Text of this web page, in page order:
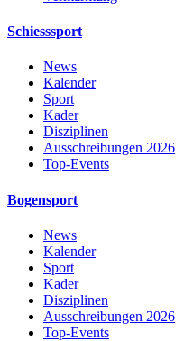
Schiesssport
News
Kalender
Sport
Kader
Disziplinen
Ausschreibungen 2026
Top-Events
Bogensport
News
Kalender
Sport
Kader
Disziplinen
Ausschreibungen 2026
Top-Events